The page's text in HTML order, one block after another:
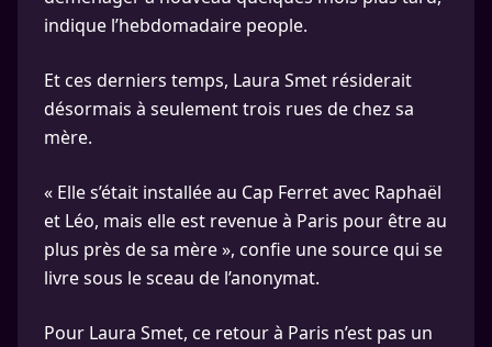
indique l’hebdomadaire people.
Et ces derniers temps, Laura Smet résiderait
désormais à seulement trois rues de chez sa
mère.
« Elle s’était installée au Cap Ferret avec Raphaël
et Léo, mais elle est revenue à Paris pour être au
plus près de sa mère », confie une source qui se
livre sous le sceau de l’anonymat.
Pour Laura Smet, ce retour à Paris n’est pas un